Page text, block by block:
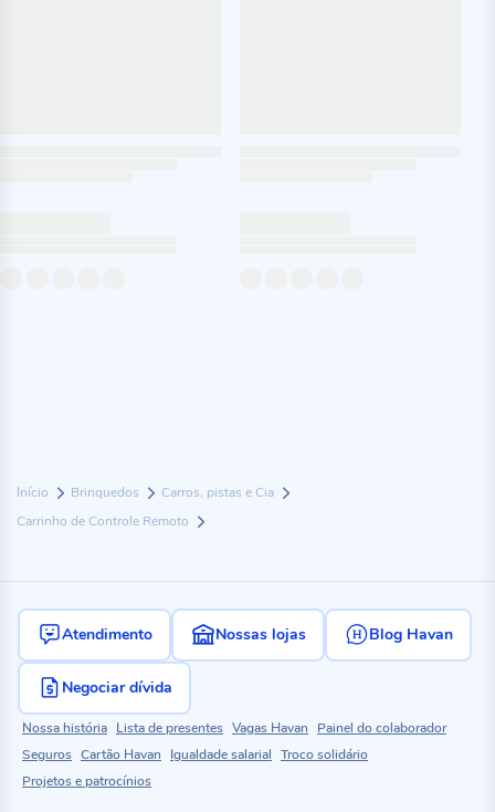
Início Brinquedos
Carros, pistas e Cia
Carrinho de Controle Remoto
Atendimento Nossas lojas Blog Havan
Negociar dívida
Nossa história Lista de presentes Vagas Havan
Painel do colaborador
Seguros Cartão Havan Igualdade salarial Troco solidário
Projetos e patrocínios